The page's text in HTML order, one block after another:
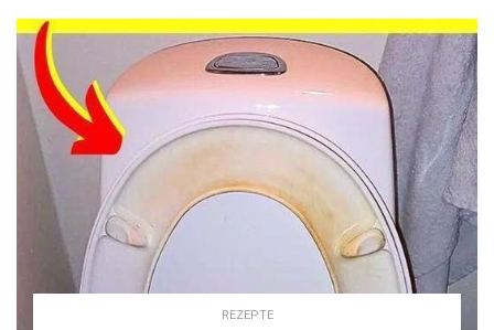
REZEPTE